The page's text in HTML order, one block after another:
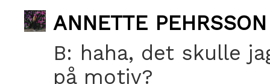
ANNETTE PEHRSSON
B: haha, det skulle
på motiv?